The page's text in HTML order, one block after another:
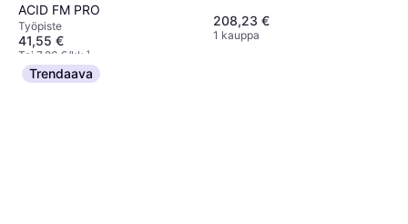
ACID FM PRO
Työpiste
41,55 €
Tai 7,26 €/kk. ¹
1 kauppa
208,23 €
1 kauppa
Trendaava